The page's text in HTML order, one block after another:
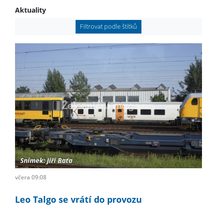
Aktuality
Filtrovat podle štítků
včera 09:08
Leo Talgo se vrátí do provozu